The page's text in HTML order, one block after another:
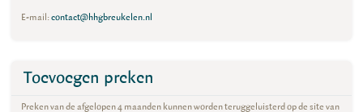
E-mail:contact@hhgbreukelen.nl
Toevoegen preken
Preken van de afgelopen 4 maanden kunnen worden teruggeluisterd op de site van